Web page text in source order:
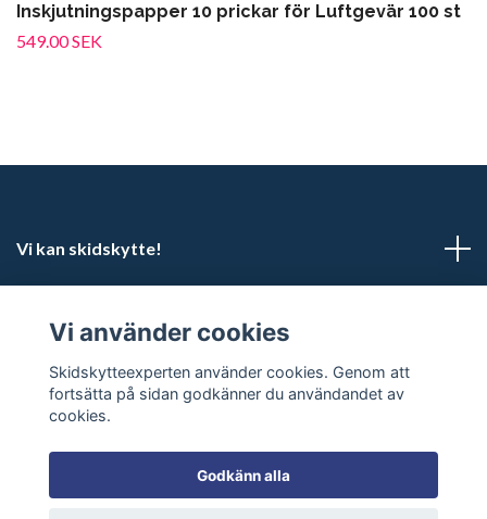
Inskjutningspapper 10 prickar för Luftgevär 100 st
549.00 SEK
Vi kan skidskytte!
Sociala medier
Vi använder cookies
Skidskytteexperten använder cookies. Genom att
fortsätta på sidan godkänner du användandet av
cookies.
Godkänn alla